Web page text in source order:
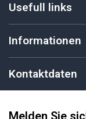
Usefull links
Informationen
Kontaktdaten
Melden Sie